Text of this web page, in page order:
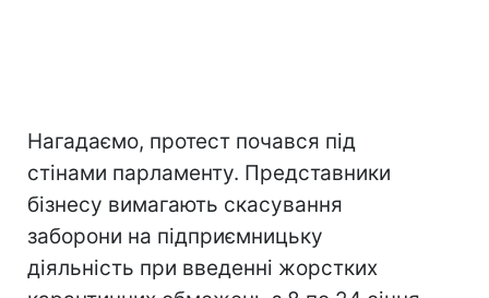
Нагадаємо, протест почався під
стінами парламенту. Представники
бізнесу вимагають скасування
заборони на підприємницьку
діяльність при введенні жорстких